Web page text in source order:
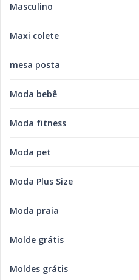
Masculino
Maxi colete
mesa posta
Moda bebê
Moda fitness
Moda pet
Moda Plus Size
Moda praia
Molde grátis
Moldes grátis